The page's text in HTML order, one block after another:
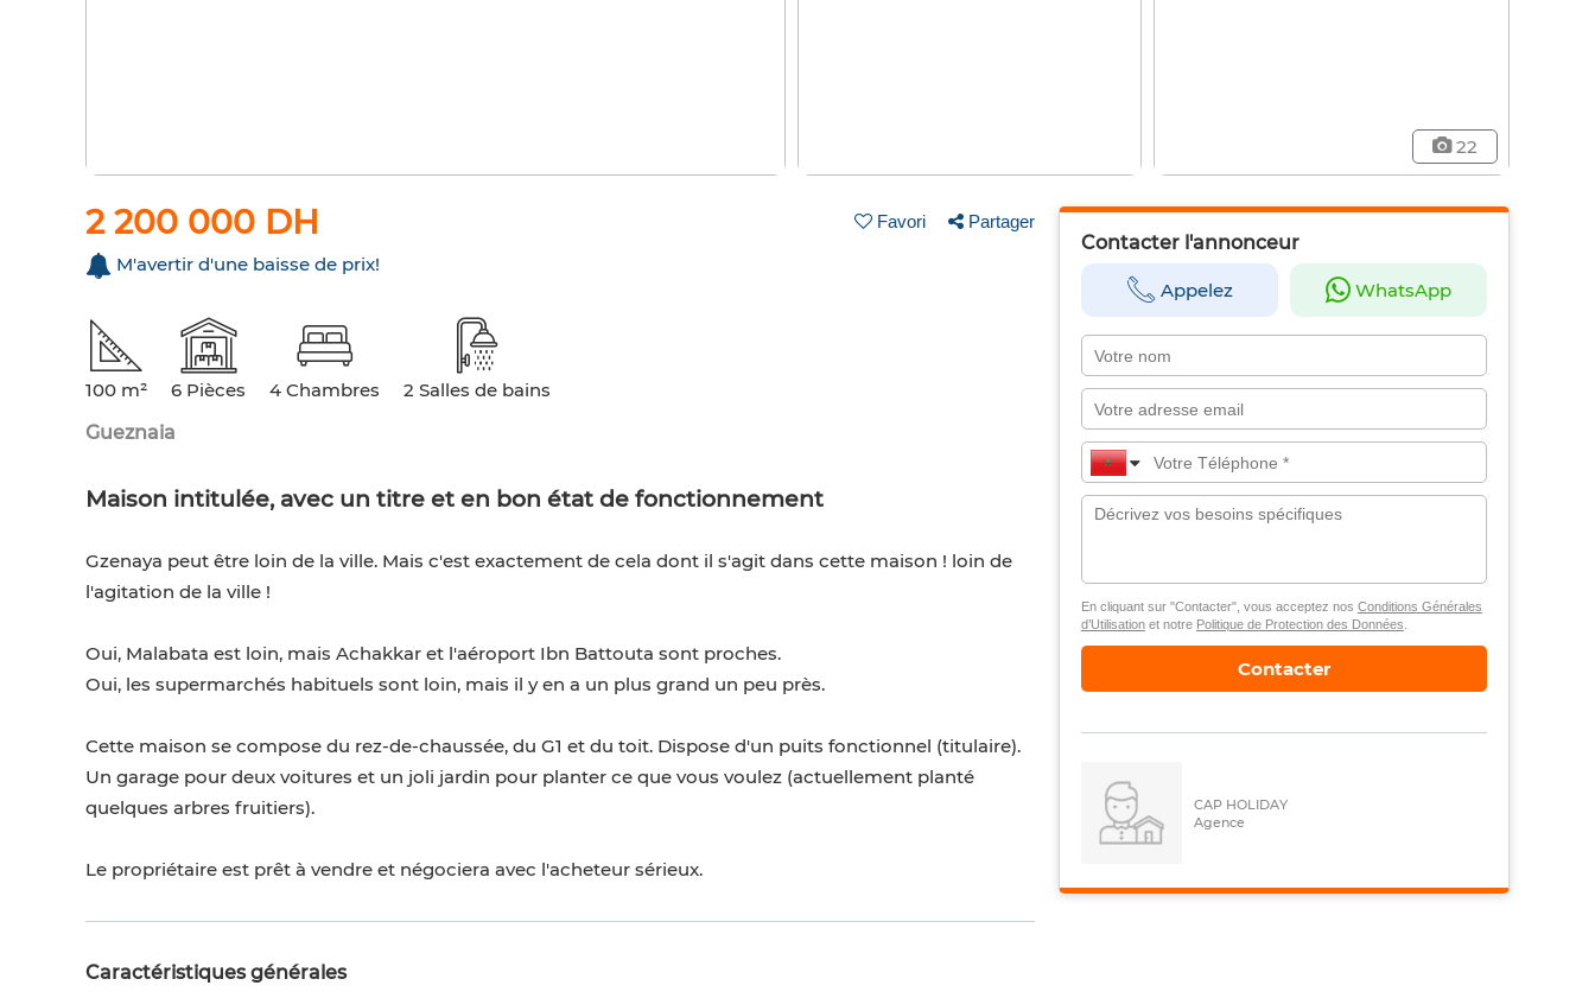
22
2 200 000 DH Favori Partager
M'avertir d'une baisse de prix!
100 m² 6 Pièces 4 Chambres
2 Salles de bains
Gueznaia
Maison intitulée, avec un titre et en bon état de fonctionnement
Gzenaya peut être loin de la ville. Mais c'est exactement de cela dont il s'agit dans cette maison ! loin de
l'agitation de la ville !
Oui, Malabata est loin, mais Achakkar et l'aéroport Ibn Battouta sont proches.
Oui, les supermarchés habituels sont loin, mais il y en a un plus grand un peu près.
Cette maison se compose du rez-de-chaussée, du G1 et du toit. Dispose d'un puits fonctionnel (titulaire).
Un garage pour deux voitures et un joli jardin pour planter ce que vous voulez (actuellement planté
quelques arbres fruitiers).
Le propriétaire est prêt à vendre et négociera avec l'acheteur sérieux.
Caractéristiques générales
Contacter l'annonceur
Appelez WhatsApp
En cliquant sur "Contacter", vous acceptez nos Conditions Générales
d’Utilisationet notre Politique de Protection des Données
Contacter
CAP HOLIDAY
Agence